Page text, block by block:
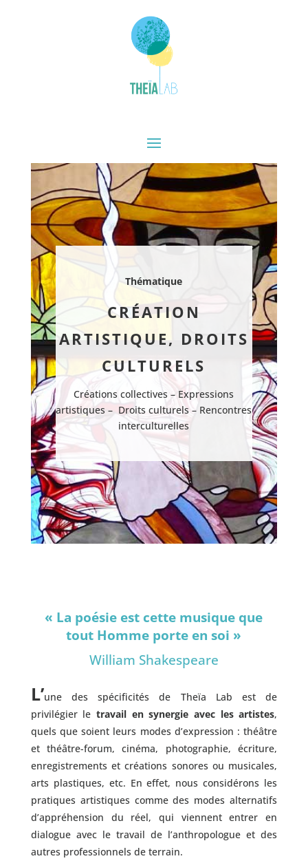
Thématique
CRÉATION
ARTISTIQUE, DROITS
CULTURELS
Créations collectives – Expressions
artistiques – Droits culturels – Rencontres
interculturelles
« La poésie est cette musique que
tout Homme porte en soi »
William Shakespeare
L’une des spécificités de Theïa Lab est de
privilégier letravail en synergie avec les artistes,
quels que soient leurs modes d’expression : théâtre
et théâtre-forum, cinéma, photographie, écriture,
enregistrements et créations sonores ou musicales,
arts plastiques, etc. En effet, nous considérons les
pratiques artistiques comme des modes alternatifs
d’appréhension du réel, qui viennent entrer en
dialogue avec le travail de l’anthropologue et des
autres professionnels de terrain.